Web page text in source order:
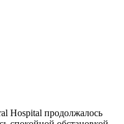
Hospital продолжалось